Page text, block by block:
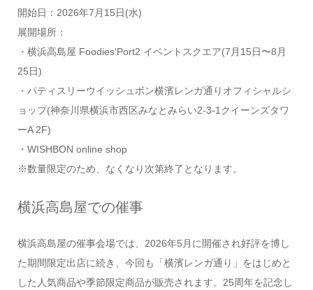
開始日：2026年7月15日(水)
展開場所：
・横浜高島屋 Foodies'Port2 イベントスクエア(7月15日〜8月
25日)
・パティスリーウイッシュボン横濱レンガ通りオフィシャルシ
ョップ(神奈川県横浜市西区みなとみらい2-3-1クイーンズタワ
ーA 2F)
・WISHBON online shop
※数量限定のため、なくなり次第終了となります。
横浜高島屋での催事
横浜高島屋の催事会場では、2026年5月に開催され好評を博し
た期間限定出店に続き、今回も「横濱レンガ通り」をはじめと
した人気商品や季節限定商品が販売されます。25周年を記念し